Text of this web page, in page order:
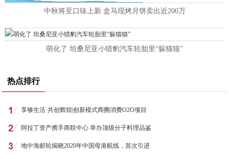
中秋将至口味上新 盒马现烤月饼卖出近200万
萌化了 坦桑尼亚小猎豹汽车轮胎里“躲猫猫”
热点排行
享够生活·共创辉煌|创新模式商圈消费O2O项目
阿拉丁资产携手商联中心 举办顶级分子料理品鉴
地中海邮轮揭晓2020年中国母港航线，首次引进